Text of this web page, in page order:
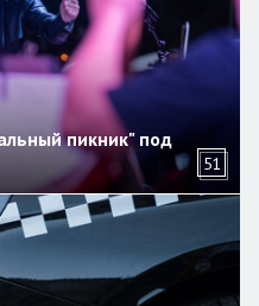
пикник" под
51